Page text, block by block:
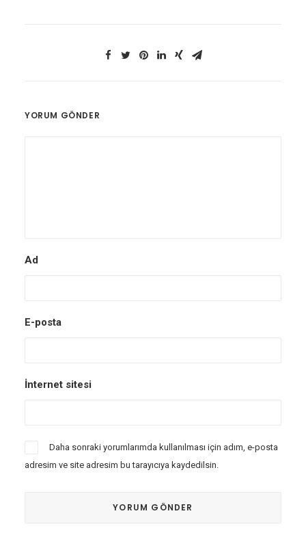
YORUM GÖNDER
Ad
E-posta
İnternet sitesi
Daha sonraki yorumlarımda kullanılması için adım, e-posta
adresim ve site adresim bu tarayıcıya kaydedilsin.